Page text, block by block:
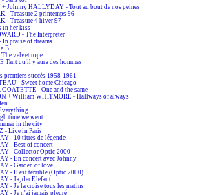
Johnny HALLYDAY - Tout au bout de nos peines
- Treasure 2 printemps 96
- Treasure 4 hiver 97
in her kiss
- The Interpreter
praise of dreams
B.
velvet rope
qu'il y aura des hommes
premiers succès 1958-1961
- Sweet home Chicago
- One and the same
+ William WHITMORE - Hallways of always
time we went
in the city
- Live in Paris
- 10 titres de légende
- Best of concert
- Collector Optic 2000
- En concert avec Johnny
- Garden of love
- Il est terrible (Optic 2000)
- Ja, der Elefant
- Je la croise tous les matins
- Je n'ai jamais pleuré